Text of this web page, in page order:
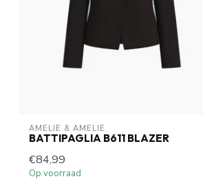
AMELIE & AMELIE
BATTIPAGLIA B611 BLAZER
€84,99
Op voorraad